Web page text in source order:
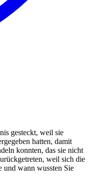
gesteckt, weil sie
hatten, damit
konnten, das sie nicht
weil sich die
und wann wussten Sie